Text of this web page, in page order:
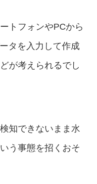
トフォンやPCから
タを入力して作成
が考えられるでし
知できないまま水
う事態を招くおそ